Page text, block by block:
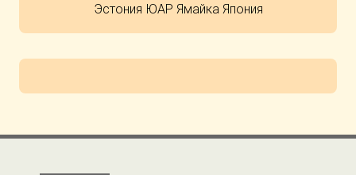
Эстония ЮАР Ямайка Япония